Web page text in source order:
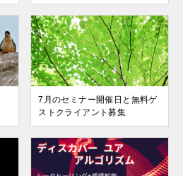
7月のセミナー開催日と無料ゲ
ストクライアント募集